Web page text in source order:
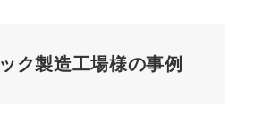
ク製造工場様の事例